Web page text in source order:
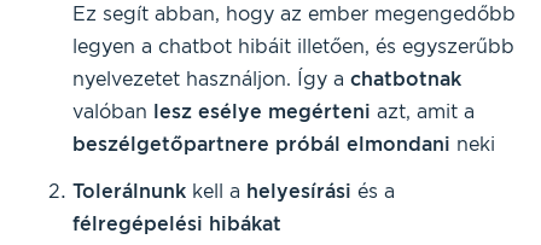
Ez segít abban, hogy az ember megengedőbb
legyen a chatbot hibáit illetően, és egyszerűbb
nyelvezetet használjon. Így a chatbotnak
valóban lesz esélye megérteni azt, amit a
beszélgetőpartnere próbál elmondani neki
Tolerálnunk kell a helyesírási és a
félregépelési hibákat